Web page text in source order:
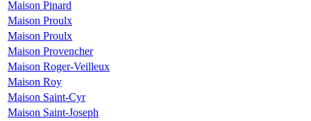
Maison Pinard
Maison Proulx
Maison Proulx
Maison Provencher
Maison Roger-Veilleux
Maison Roy
Maison Saint-Cyr
Maison Saint-Joseph